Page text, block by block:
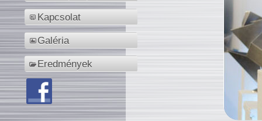
Kapcsolat
Galéria
Eredmények